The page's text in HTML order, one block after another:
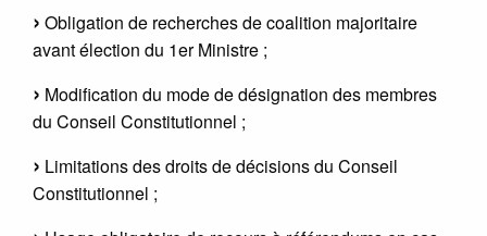
Obligation de recherches de coalition majoritaire
avant élection du 1er Ministre ;
Modification du mode de désignation des membres
du Conseil Constitutionnel ;
Limitations des droits de décisions du Conseil
Constitutionnel ;